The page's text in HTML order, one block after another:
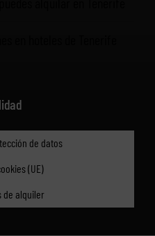
de datos
(UE)
de alquiler